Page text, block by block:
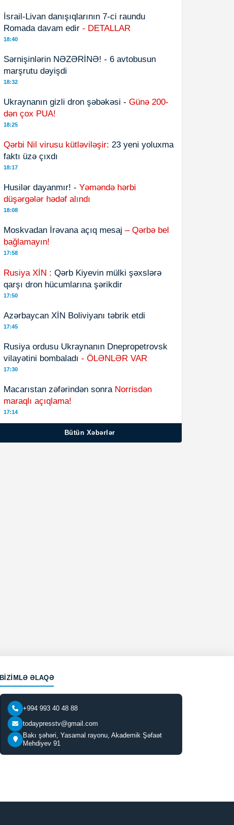
İsrail-Livan danışıqlarının 7-ci raundu
Romada davam edir - DETALLAR
18:40
Sərnişinlərin NƏZƏRİNƏ! - 6 avtobusun
marşrutu dəyişdi
18:32
Ukraynanın gizli dron şəbəkəsi - Günə 200-
dən çox PUA!
18:25
Qərbi Nil virusu kütləviləşir: 23 yeni yoluxma
faktı üzə çıxdı
18:17
Husilər dayanmır! - Yəməndə hərbi
düşərgələr hədəf alındı
18:08
Moskvadan İrəvana açıq mesaj – Qərbə bel
bağlamayın!
17:58
Rusiya XİN : Qərb Kiyevin mülki şəxslərə
qarşı dron hücumlarına şərikdir
17:50
Azərbaycan XİN Boliviyanı təbrik etdi
17:45
Rusiya ordusu Ukraynanın Dnepropetrovsk
vilayətini bombaladı - ÖLƏNLƏR VAR
17:30
Macarıstan zəfərindən sonra Norrisdən
maraqlı açıqlama!
17:14
Bütün Xəbərlər
BIZIMLƏ ƏLAQƏ
+994 993 40 48 88
todaypresstv@gmail.com
Bakı şəhəri, Yasamal rayonu, Akademik Şəfaət
Mehdiyev 91